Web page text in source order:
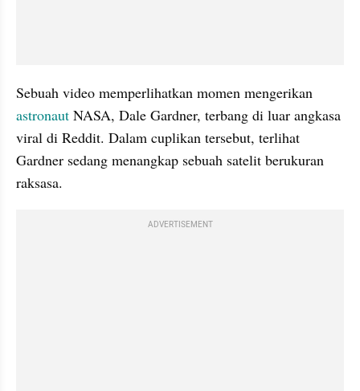
astronaut NASA, Dale Gardner, terbang di luar angkasa
viral di Reddit. Dalam cuplikan tersebut, terlihat
Gardner sedang menangkap sebuah satelit berukuran
raksasa.
ADVERTISEMENT